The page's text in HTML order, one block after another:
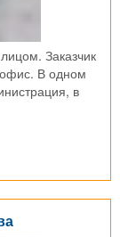
Заказчик
офис. В одном
в